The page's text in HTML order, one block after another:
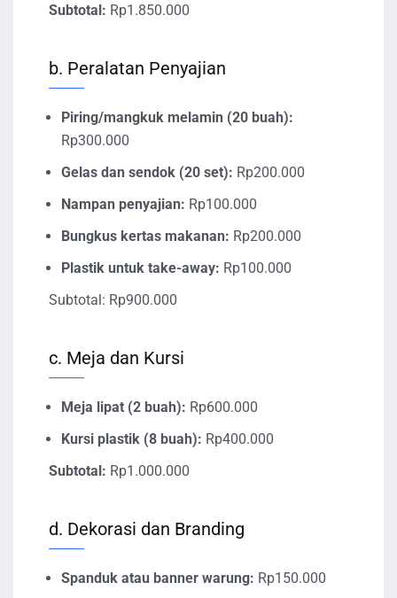
Subtotal: Rp1.850.000
b. Peralatan Penyajian
Piring/mangkuk melamin (20 buah):
Rp300.000
Gelas dan sendok (20 set): Rp200.000
Nampan penyajian: Rp100.000
Bungkus kertas makanan: Rp200.000
Plastik untuk take-away: Rp100.000
Subtotal: Rp900.000
c. Meja dan Kursi
Meja lipat (2 buah): Rp600.000
Kursi plastik (8 buah): Rp400.000
Subtotal: Rp1.000.000
d. Dekorasi dan Branding
Spanduk atau banner warung: Rp150.000